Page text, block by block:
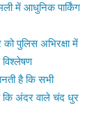
में आधुनिक पार्किंग
को पुलिस अभिरक्षा में
विश्लेषण
है कि सभी
कि अंदर वाले चंद धुर